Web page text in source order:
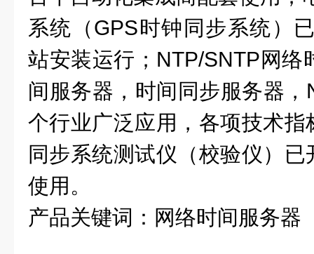
系统（GPS时钟同步系统）
站安装运行； NTP/SNTP网络
间服务器，时间同步服务器，
个行业广泛应用，各项技术
同步系统测试仪（校验仪）
使用。
产品关键词： 网络时间服务器